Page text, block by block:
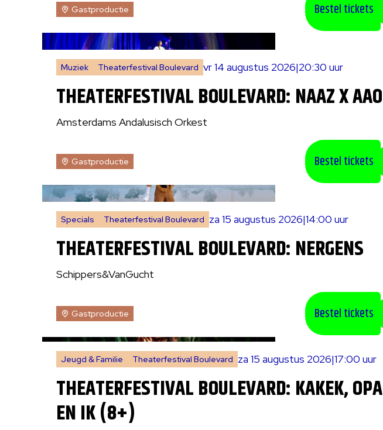
Gastproductie Bestel tickets
THEATERFESTIVAL BOULEVARD: NAAZ X AAO
Muziek Theaterfestival Boulevard vr 14 augustus 2026|20:30 uur
Amsterdams Andalusisch Orkest
Gastproductie Bestel tickets
THEATERFESTIVAL BOULEVARD: NERGENS
Specials Theaterfestival Boulevard za 15 augustus 2026|14:00 uur
Schippers&VanGucht
Gastproductie Bestel tickets
THEATERFESTIVAL BOULEVARD: KAKEK, OPA
EN IK (8+)
Jeugd & Familie Theaterfestival Boulevard za 15 augustus 2026|17:00 uur